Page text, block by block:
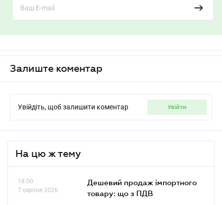
Залиште коментар
Увійдіть, щоб залишити коментар увійти
На цю ж тему
18.00
7 серпня 2026
Дешевий продаж імпортного
товару: що з ПДВ